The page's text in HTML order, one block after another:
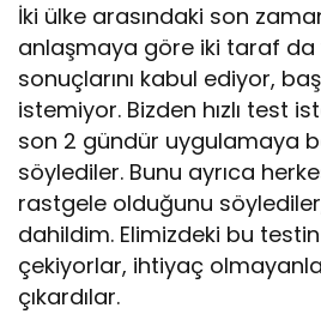
İki ülke arasındaki son
anlaşmaya göre iki taraf da
sonuçlarını kabul ediyor,
istemiyor. Bizden hızlı test
son 2 gündür uygulamaya
söylediler. Bunu ayrıca
rastgele olduğunu
dahildim. Elimizdeki bu
çekiyorlar, ihtiyaç
çıkardılar.